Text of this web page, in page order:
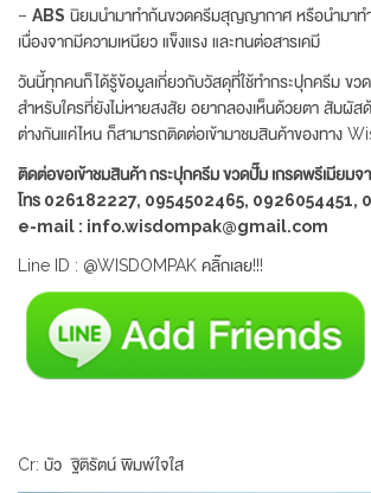
– ABS นิยมนำมาทำก้นขวดครีมสุญญากาศ หรือนำมาท
เนื่องจากมีความเหนียว แข็งแรง และทนต่อสารเคมี
วันนี้ทุกคนก็ได้รู้ข้อมูลเกี่ยวกับวัสดุที่ใช้ทำกระปุกครีม ขว
สำหรับใครที่ยังไม่หายสงสัย อยากลองเห็นด้วยตา สัมผัส
ต่างกันแค่ไหน ก็สามารถติดต่อเข้ามาชมสินค้าของทาง
ติดต่อขอเข้าชมสินค้า กระปุกครีม ขวดปั๊ม เกรดพรีเมีย
โทร 026182227, 0954502465, 0926054451,
e-mail : info.wisdompak@gmail.com
Line ID : @WISDOMPAK คลิ๊กเลย!!!
Cr: บัว ฐิติรัตน์ พิมพ์ใจใส